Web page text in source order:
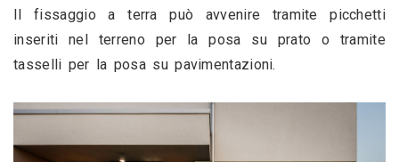
Il fissaggio a terra può avvenire tramite picchetti
inseriti nel terreno per la posa su prato o tramite
tasselli per la posa su pavimentazioni.